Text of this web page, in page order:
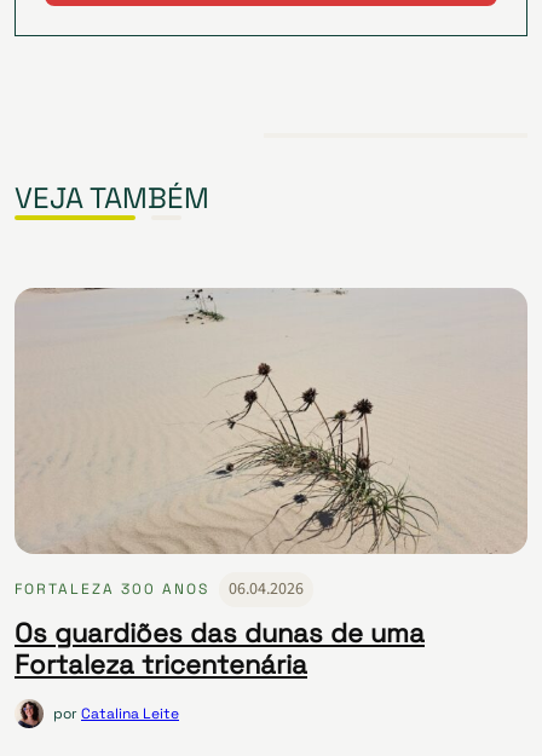
VEJA TAMBÉM
FORTALEZA 300 ANOS 06.04.2026
Os guardiões das dunas de uma
Fortaleza tricentenária
porCatalina Leite